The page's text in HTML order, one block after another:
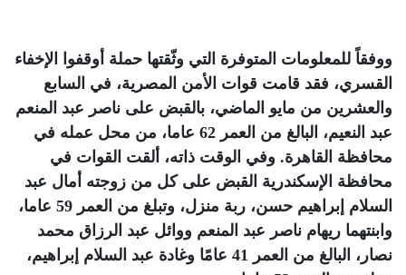
ووفقاً للمعلومات المتوفرة التي وثّقتها حملة أوقفوا الإخفاء
القسري، فقد قامت قوات الأمن المصرية، في السابع
والعشرين من مايو الماضي، بالقبض على ناصر عبد المنعم
عبد النعيم، البالغ من العمر 62 عاما، من محل عمله في
محافظة القاهرة. وفي الوقت ذاته، ألقت القوات في
محافظة الإسكندرية القبض على كل من زوجته أمال عبد
السلام إبراهيم حسن، ربة منزل، وتبلغ من العمر 59 عاما،
وابنتهما ريهام ناصر عبد المنعم ووائل عبد الرزاق محمد
نصار، البالغ من العمر 41 عامًا وغادة عبد السلام إبراهيم،